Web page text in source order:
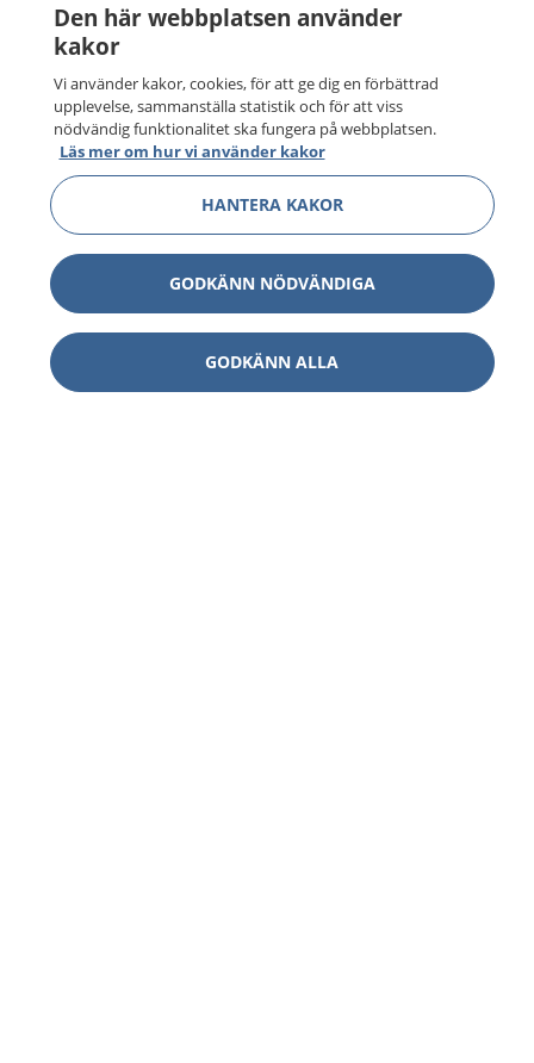
Den här webbplatsen använder
kakor
Vi använder kakor, cookies, för att ge dig en förbättrad
upplevelse, sammanställa statistik och för att viss
nödvändig funktionalitet ska fungera på webbplatsen.
Läs mer om hur vi använder kakor
HANTERA KAKOR
GODKÄNN NÖDVÄNDIGA
GODKÄNN ALLA